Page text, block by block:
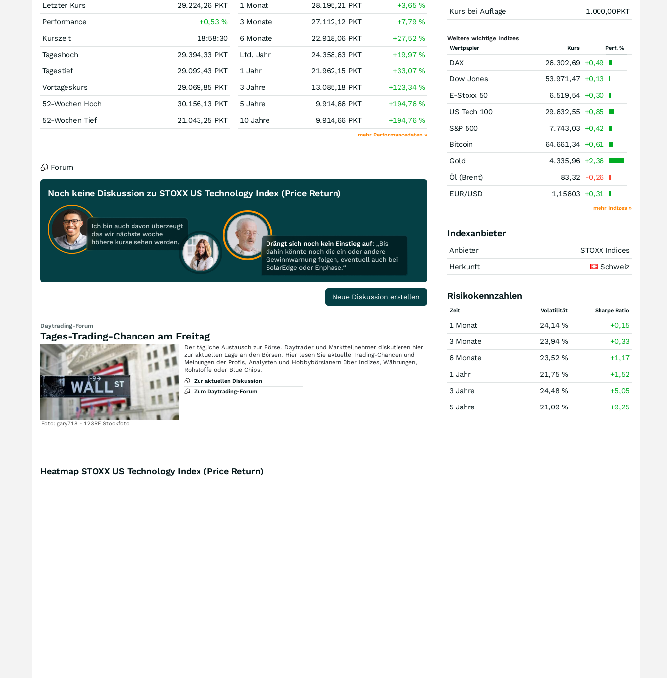
Letzter Kurs
29.224,26 PKT
Performance
+0,53%
Kurszeit
18:58:30
Tageshoch
29.394,33 PKT
Tagestief
29.092,43 PKT
Vortageskurs
29.069,85 PKT
52-Wochen Hoch
30.156,13 PKT
52-Wochen Tief
21.043,25 PKT
1 Monat
28.195,21 PKT +3,65%
3 Monate
27.112,12 PKT +7,79%
6 Monate
22.918,06 PKT +27,52%
Lfd. Jahr
24.358,63 PKT +19,97%
1 Jahr
21.962,15 PKT +33,07%
3 Jahre
13.085,18 PKT +123,34%
5 Jahre
9.914,66 PKT +194,76%
10 Jahre
9.914,66 PKT +194,76%
mehr Performancedaten »
Forum
Noch keine Diskussion zu STOXX US Technology Index (Price Return)
Neue Diskussion erstellen
Daytrading-Forum
Tages-Trading-Chancen am Freitag
Foto: gary718 - 123RF Stockfoto
Der tägliche Austausch zur Börse. Daytrader und Marktteilnehmer diskutieren hier
zur aktuellen Lage an den Börsen. Hier lesen Sie aktuelle Trading-Chancen und
Meinungen der Profis, Analysten und Hobbybörsianern über Indizes, Währungen,
Rohstoffe oder Blue Chips.
Zur aktuellen Diskussion
Zum Daytrading-Forum
Kurs bei Auflage
1.000,00PKT
Weitere wichtige Indizes
Wertpapier Kurs Perf. %
DAX 26.302,69
+0,49
Dow Jones
53.971,47 +0,13
E-Stoxx 50
6.519,54 +0,30
US Tech 100
29.632,55
+0,85
S&P 500
7.743,03
+0,42
Bitcoin
64.661,34 +0,61
Gold
4.335,96 +2,36
Öl (Brent)
83,32
-0,26
EUR/USD
1,15603 +0,31
mehr Indizes »
Indexanbieter
Anbieter
STOXX Indices
Herkunft
Schweiz
Risikokennzahlen
Zeit Volatilität Sharpe Ratio
1 Monat 24,14 %
+0,15
3 Monate
23,94 %
+0,33
6 Monate
23,52 %
+1,17
1 Jahr
21,75 %
+1,52
3 Jahre
24,48 %
+5,05
5 Jahre
21,09 % +9,25
Heatmap STOXX US Technology Index (Price Return)